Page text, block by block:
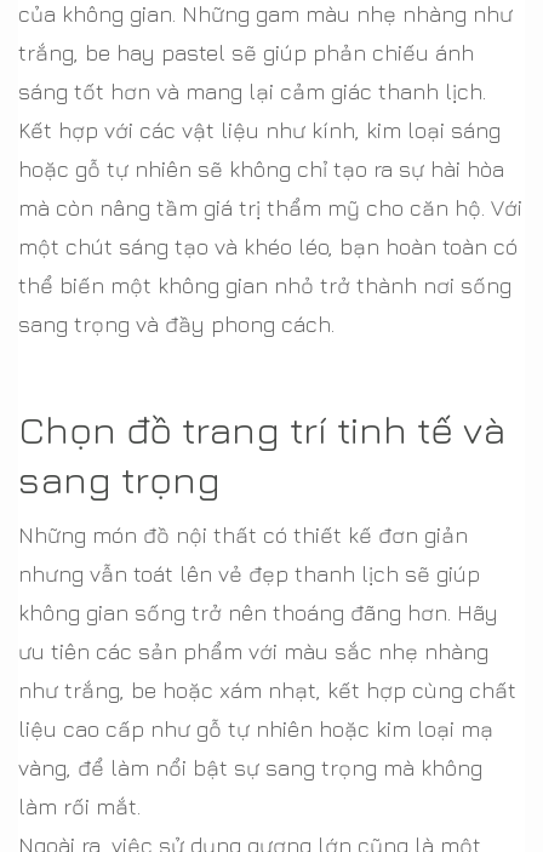
của không gian. Những gam màu nhẹ nhàng như
trắng, be hay pastel sẽ giúp phản chiếu ánh
sáng tốt hơn và mang lại cảm giác thanh lịch.
Kết hợp với các vật liệu như kính, kim loại sáng
hoặc gỗ tự nhiên sẽ không chỉ tạo ra sự hài hòa
mà còn nâng tầm giá trị thẩm mỹ cho căn hộ. Với
một chút sáng tạo và khéo léo, bạn hoàn toàn có
thể biến một không gian nhỏ trở thành nơi sống
sang trọng và đầy phong cách.
Chọn đồ trang trí tinh tế và
sang trọng
Những món đồ nội thất có thiết kế đơn giản
nhưng vẫn toát lên vẻ đẹp thanh lịch sẽ giúp
không gian sống trở nên thoáng đãng hơn. Hãy
ưu tiên các sản phẩm với màu sắc nhẹ nhàng
như trắng, be hoặc xám nhạt, kết hợp cùng chất
liệu cao cấp như gỗ tự nhiên hoặc kim loại mạ
vàng, để làm nổi bật sự sang trọng mà không
làm rối mắt.
Ngoài ra, việc sử dụng gương lớn cũng là một